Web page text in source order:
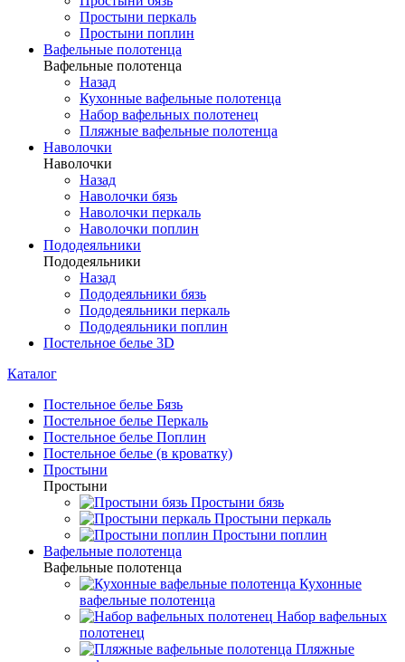
Простыни перкаль
Простыни поплин
Вафельные полотенца
Вафельные полотенца
Назад
Кухонные вафельные полотенца
Набор вафельных полотенец
Пляжные вафельные полотенца
Наволочки
Наволочки
Назад
Наволочки бязь
Наволочки перкаль
Наволочки поплин
Пододеяльники
Пододеяльники
Назад
Пододеяльники бязь
Пододеяльники перкаль
Пододеяльники поплин
Постельное белье 3D
Каталог
Постельное белье Бязь
Постельное белье Перкаль
Постельное белье Поплин
Постельное белье (в кроватку)
Простыни
Простыни
Простыни бязь
Простыни перкаль
Простыни поплин
Вафельные полотенца
Вафельные полотенца
Кухонные
вафельные полотенца
Набор вафельных
полотенец
Пляжные